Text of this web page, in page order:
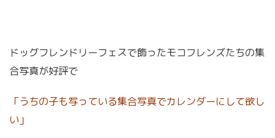
ドッグフレンドリーフェスで飾ったモコフレンズたちの集
合写真が好評で
「うちの子も写っている集合写真でカレンダーにして欲し
い」